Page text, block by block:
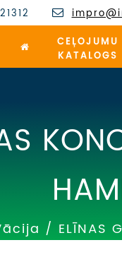
CEĻOJUMU
KATALOGS
/ ELĪNAS